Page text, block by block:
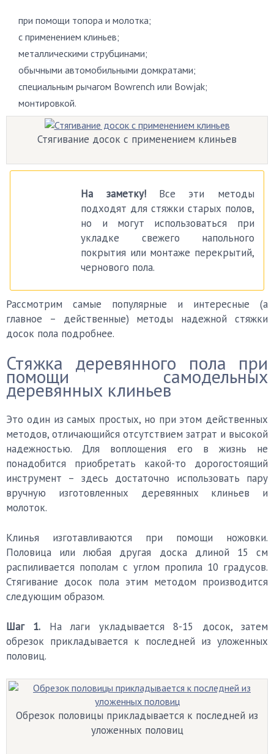
при помощи топора и молотка;
с применением клиньев;
металлическими струбцинами;
обычными автомобильными домкратами;
специальным рычагом Bowrench или Bowjak;
монтировкой.
Стягивание досок с применением клиньев
На заметку!Все эти методы
подходят для стяжки старых полов,
но и могут использоваться при
укладке свежего напольного
покрытия или монтаже перекрытий,
чернового пола.
Рассмотрим самые популярные и интересные (а
главное – действенные) методы надежной стяжки
досок пола подробнее.
Стяжка деревянного пола при
помощи самодельных
деревянных клиньев
Это один из самых простых, но при этом действенных
методов, отличающийся отсутствием затрат и высокой
надежностью. Для воплощения его в жизнь не
понадобится приобретать какой-то дорогостоящий
инструмент – здесь достаточно использовать пару
вручную изготовленных деревянных клиньев и
молоток.
Клинья изготавливаются при помощи ножовки.
Половица или любая другая доска длиной 15 см
распиливается пополам с углом пропила 10 градусов.
Стягивание досок пола этим методом производится
следующим образом.
Шаг 1. На лаги укладывается 8-15 досок, затем
обрезок прикладывается к последней из уложенных
половиц.
Обрезок половицы прикладывается к последней из
уложенных половиц